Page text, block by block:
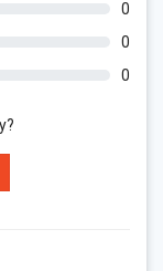
0
0
0